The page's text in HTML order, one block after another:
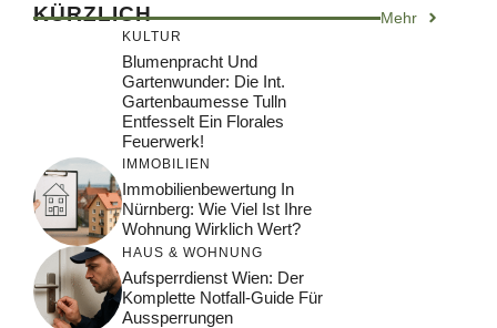
KÜRZLICH Mehr
KULTUR
Blumenpracht Und
Gartenwunder: Die Int.
Gartenbaumesse Tulln
Entfesselt Ein Florales
Feuerwerk!
IMMOBILIEN
Immobilienbewertung In
Nürnberg: Wie Viel Ist Ihre
Wohnung Wirklich Wert?
HAUS & WOHNUNG
Aufsperrdienst Wien: Der
Komplette Notfall-Guide Für
Aussperrungen